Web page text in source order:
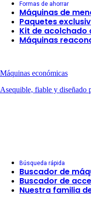
Formas de ahorrar
Máquinas de
Paquetes
Kit de acolchado
Máquinas
Máquinas económicas
Asequible, fiable y diseñado
Búsqueda rápida
Buscador de
Buscador de
Nuestra familia